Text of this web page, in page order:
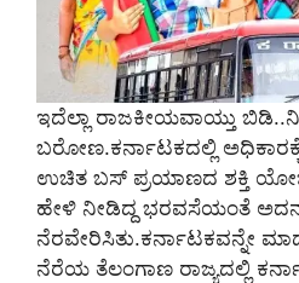
ಇದೆಲ್ಲಾ ರಾಜಕೀಯವಾಯ್ತು
ಬರೋಣ.ಕರ್ನಾಟಕದಲ್ಲಿ
ಉಚಿತ ಬಸ್ ಪ್ರಯಾಣದ ಶಕ್ತಿ
ಹೇಳಿ ನೀಡಿದ್ದ ಭರವಸೆಯಂತೆ
ನೆರವೇರಿಸಿತು.ಕರ್ನಾಟಕವನ್ನೇ
ನೆರೆಯ ತೆಲಂಗಾಣ ರಾಜ್ಯದಲ್ಲಿ